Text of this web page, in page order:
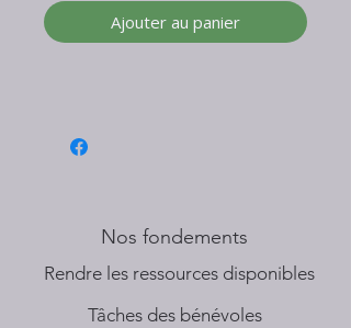
Ajouter au panier
Nos fondements
​Rendre les ressources disponibles
Tâches des bénévoles